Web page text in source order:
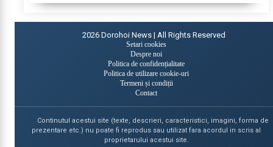
2026 Dorohoi News | All Rights Reserved
Setari cookies
Despre noi
Politica de confidențialitate
Politica de utilizare cookie-uri
Termeni și condiții
Contact
Continutul acestui site (texte, descrieri, caracteristici, imagini, forma de
prezentare etc.) nu poate fi reprodus sau utilizat fara acordul in scris al
proprietarului acestui site.